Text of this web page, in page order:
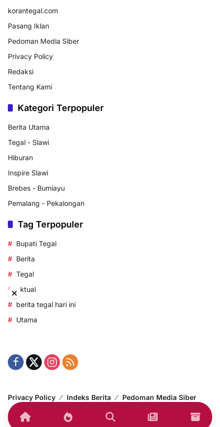
korantegal.com
Pasang Iklan
Pedoman Media Siber
Privacy Policy
Redaksi
Tentang Kami
Kategori Terpopuler
Berita Utama
Tegal - Slawi
Hiburan
Inspire Slawi
Brebes - Bumiayu
Pemalang - Pekalongan
Tag Terpopuler
Bupati Tegal
Berita
Tegal
aktual
berita tegal hari ini
Utama
Privacy Policy Indeks Berita Pedoman Media Siber
© 2014-2024 korantegal.com – All right reserved.
×